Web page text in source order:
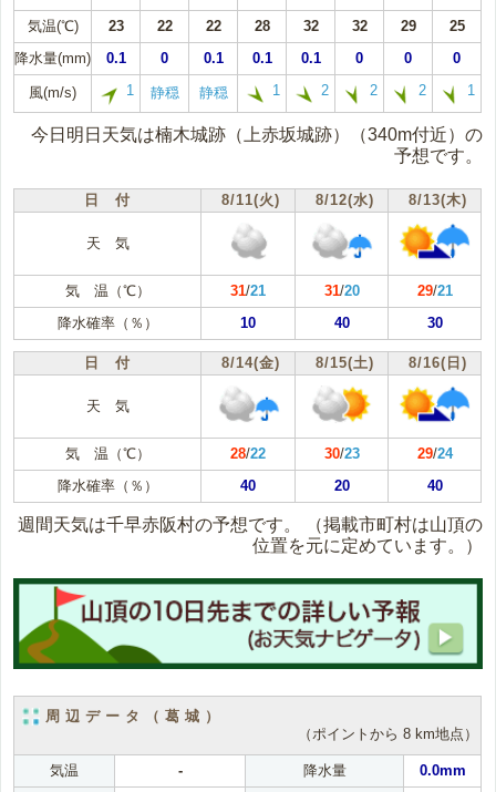
気温(℃) 23 22 22 28 32 32 29
25
降水量(mm)
0.1 0 0.1 0.1 0.1 0 0 0
風(m/s) 1 静穏 静穏 1 2 2 2 1
今日明日天気は楠木城跡（上赤坂城跡）（340m付近）の
予想です。
日 付 8/11(火) 8/12(水) 8/13(木)
天 気
気 温（℃） 31/21 31/20 29/21
降水確率（％）
10 40 30
日 付 8/14(金) 8/15(土) 8/16(日)
天 気
気 温（℃） 28/22 30/23 29/24
降水確率（％）
40 20 40
週間天気は千早赤阪村の予想です。
（掲載市町村は山頂の
位置を元に定めています。）
周辺データ（葛城）
（ポイントから 8 km地点）
気温 - 降水量
0.0mm